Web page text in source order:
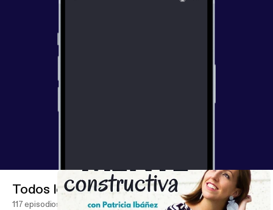
Todos los episodios
117 episodios